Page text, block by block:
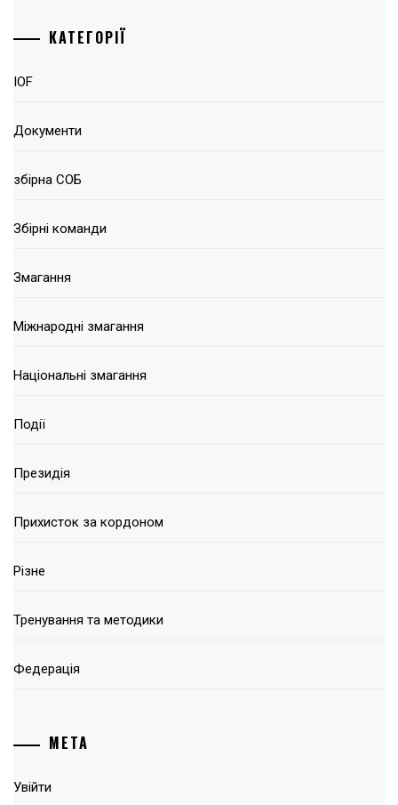
КАТЕГОРІЇ
IOF
Документи
збірна СОБ
Збірні команди
Змагання
Міжнародні змагання
Національні змагання
Події
Президія
Прихисток за кордоном
Різне
Тренування та методики
Федерація
МЕТА
Увійти